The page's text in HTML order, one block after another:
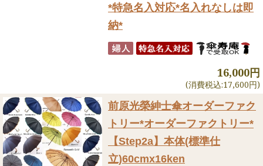
*特急名入対応*名入れなしは即
納*
16,000円
(消費税込:17,600円)
前原光榮紳士傘オーダーファク
トリー*オーダーファクトリー*
【Step2a】本体(標準仕
立)60cmx16ken